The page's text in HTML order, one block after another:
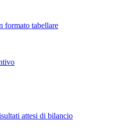
formato tabellare
attesi di bilancio